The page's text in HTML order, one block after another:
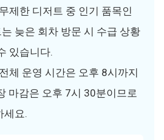
제한 디저트 중 인기 품목인
늦은 회차 방문 시 수급 상황
있습니다.
체 운영 시간은 오후 8시까지
마감은 오후 7시 30분이므로
세요.